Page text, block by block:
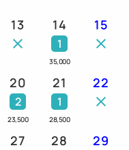
13 14
1
35,000
15
20
2
23,500
21
1
28,500
22
27 28 29